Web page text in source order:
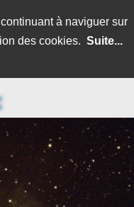
à naviguer sur
des cookies. Suite...